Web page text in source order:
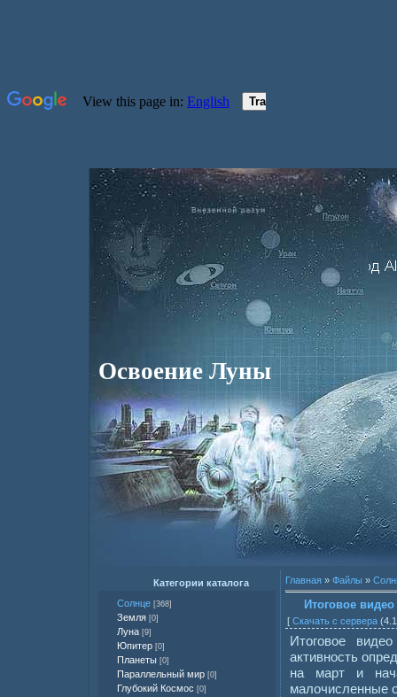
Освоение Луны
Категории каталога
Солнце [368]
Земля [0]
Луна [9]
Юпитер [0]
Планеты [0]
Параллельный мир [0]
Глубокий Космос [0]
Главная » Файлы »
Итоговое
[ Скачать с сервера
Итоговое
активность
на март и
малочисленные